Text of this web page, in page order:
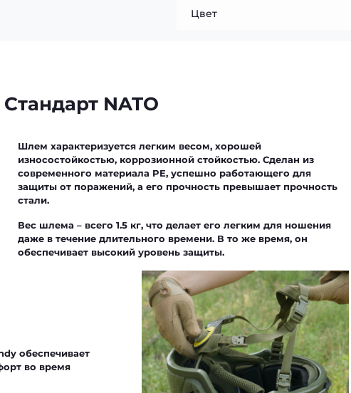
Цвет
NATO
Шлем характеризуется легким весом, хорошей
износостойкостью, коррозионной стойкостью. Сделан из
современного материала PE, успешно работающего для
защиты от поражений, а его прочность превышает прочность
стали.
Вес шлема – всего 1.5 кг, что делает его легким для ношения
даже в течение длительного времени. В то же время, он
обеспечивает высокий уровень защиты.
обеспечивает
во время